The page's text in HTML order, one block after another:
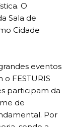
O
Sala de
Cidade
eventos
FESTURIS
participam da
de
Por